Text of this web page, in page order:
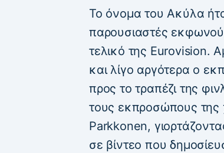
Το όνομα του Ακύλα
παρουσιαστές
τελικό της Eurovision.
και λίγο αργότερα ο
προς το τραπέζι της
τους εκπροσώπους της
Parkkonen,
σε βίντεο που